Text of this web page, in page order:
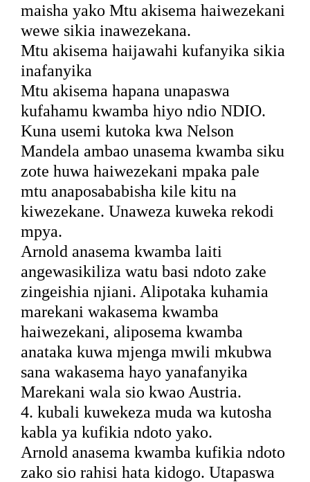
maisha yako Mtu akisema haiwezekani
wewe sikia inawezekana.
Mtu akisema haijawahi kufanyika sikia
inafanyika
Mtu akisema hapana unapaswa
kufahamu kwamba hiyo ndio NDIO.
Kuna usemi kutoka kwa Nelson
Mandela ambao unasema kwamba siku
zote huwa haiwezekani mpaka pale
mtu anaposababisha kile kitu na
kiwezekane. Unaweza kuweka rekodi
mpya.
Arnold anasema kwamba laiti
angewasikiliza watu basi ndoto zake
zingeishia njiani. Alipotaka kuhamia
marekani wakasema kwamba
haiwezekani, aliposema kwamba
anataka kuwa mjenga mwili mkubwa
sana wakasema hayo yanafanyika
Marekani wala sio kwao Austria.
4. kubali kuwekeza muda wa kutosha
kabla ya kufikia ndoto yako.
Arnold anasema kwamba kufikia ndoto
zako sio rahisi hata kidogo. Utapaswa